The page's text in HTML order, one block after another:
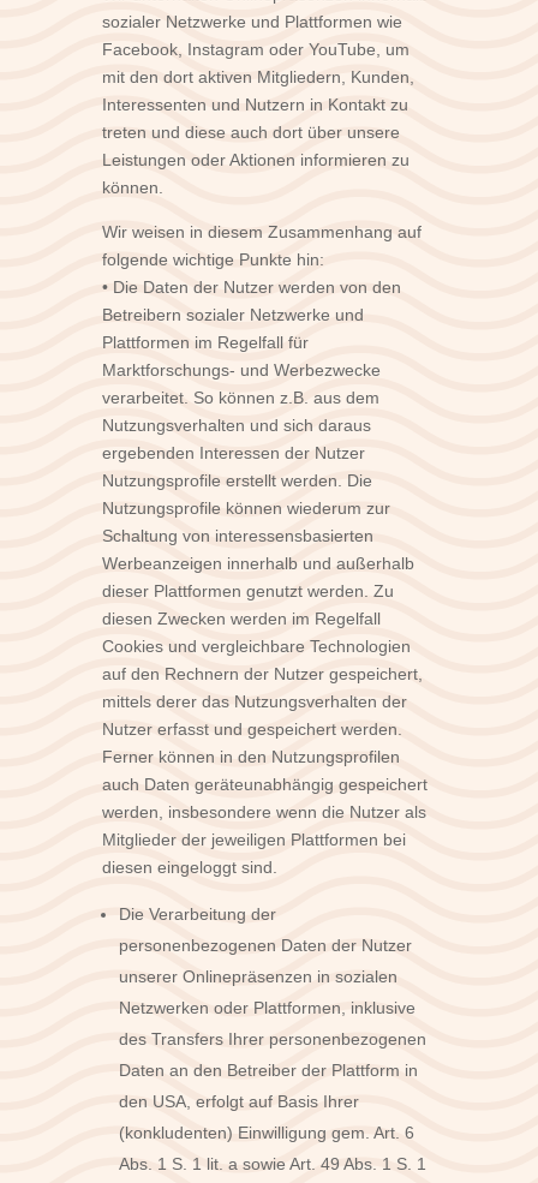
sozialer Netzwerke und Plattformen wie
Facebook, Instagram oder YouTube, um
mit den dort aktiven Mitgliedern, Kunden,
Interessenten und Nutzern in Kontakt zu
treten und diese auch dort über unsere
Leistungen oder Aktionen informieren zu
können.
Wir weisen in diesem Zusammenhang auf
folgende wichtige Punkte hin:
• Die Daten der Nutzer werden von den
Betreibern sozialer Netzwerke und
Plattformen im Regelfall für
Marktforschungs- und Werbezwecke
verarbeitet. So können z.B. aus dem
Nutzungsverhalten und sich daraus
ergebenden Interessen der Nutzer
Nutzungsprofile erstellt werden. Die
Nutzungsprofile können wiederum zur
Schaltung von interessensbasierten
Werbeanzeigen innerhalb und außerhalb
dieser Plattformen genutzt werden. Zu
diesen Zwecken werden im Regelfall
Cookies und vergleichbare Technologien
auf den Rechnern der Nutzer gespeichert,
mittels derer das Nutzungsverhalten der
Nutzer erfasst und gespeichert werden.
Ferner können in den Nutzungsprofilen
auch Daten geräteunabhängig gespeichert
werden, insbesondere wenn die Nutzer als
Mitglieder der jeweiligen Plattformen bei
diesen eingeloggt sind.
Die Verarbeitung der
personenbezogenen Daten der Nutzer
unserer Onlinepräsenzen in sozialen
Netzwerken oder Plattformen, inklusive
des Transfers Ihrer personenbezogenen
Daten an den Betreiber der Plattform in
den USA, erfolgt auf Basis Ihrer
(konkludenten) Einwilligung gem. Art. 6
Abs. 1 S. 1 lit. a sowie Art. 49 Abs. 1 S. 1